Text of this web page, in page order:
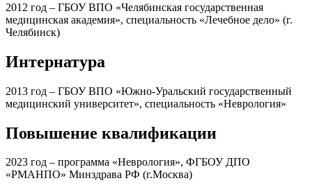
2012 год – ГБОУ ВПО «Челябинская государственная
медицинская академия», специальность «Лечебное дело» (г.
Челябинск)
Интернатура
2013 год – ГБОУ ВПО «Южно-Уральский государственный
медицинский университет», специальность «Неврология»
Повышение квалификации
2023 год – программа «Неврология», ФГБОУ ДПО
«РМАНПО» Минздрава РФ (г.Москва)